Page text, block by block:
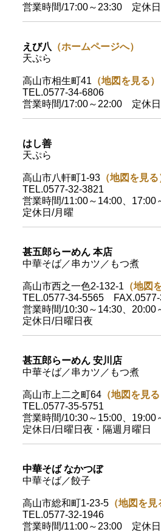
営業時間/17:00～23:30 定休
えび八
（ホームページへ）
天ぷら
高山市相生町41 （地図を見る）
TEL.0577-34-6806
営業時間/17:00～22:00 定休
はし善
天ぷら
高山市八軒町1-93 （地図を見る
TEL.0577-32-3821
営業時間/11:00～14:00、17:00
定休日/月曜
甚五郎らーめん 本店
中華そば／串カツ／もつ煮
高山市西之一色2-132-1 （地図
TEL.0577-34-5565 FAX.0577-
営業時間/10:30～14:30、
定休日/日曜日夜
甚五郎らーめん 安川店
中華そば／串カツ／もつ煮
高山市上二之町64 （地図を見
TEL.0577-35-5751
営業時間/10:30～15:00、19:00
定休日/日曜日夜・隔週月曜日
中華そば なかつぼ
中華そば／餃子
高山市総和町1-23-5 （地図を見
TEL.0577-32-1946
営業時間/11:00～23:00 定休